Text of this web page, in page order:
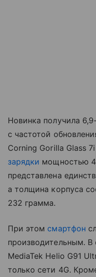
Новинка получила
с частотой
Corning Gorilla Glass
зарядки мощностью
представлена
а толщина корпуса
232 грамма.
При этом смартфон
производительным. В
MediaTek Helio G91
только сети 4G.